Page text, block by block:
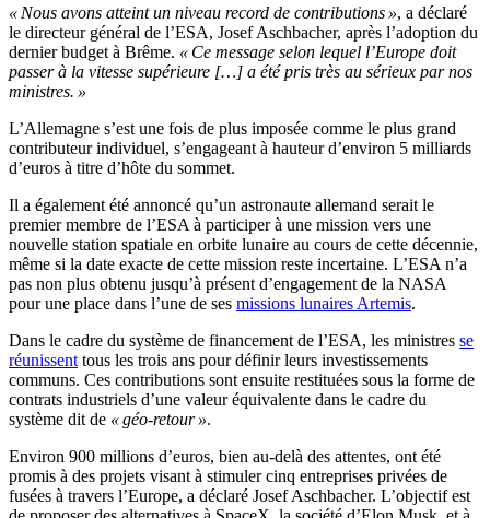
« Nous avons atteint un niveau record de contributions », a déclaré
le directeur général de l’ESA, Josef Aschbacher, après l’adoption du
dernier budget à Brême. « Ce message selon lequel l’Europe doit
passer à la vitesse supérieure […] a été pris très au sérieux par nos
ministres. »
L’Allemagne s’est une fois de plus imposée comme le plus grand
contributeur individuel, s’engageant à hauteur d’environ 5 milliards
d’euros à titre d’hôte du sommet.
Il a également été annoncé qu’un astronaute allemand serait le
premier membre de l’ESA à participer à une mission vers une
nouvelle station spatiale en orbite lunaire au cours de cette décennie,
même si la date exacte de cette mission reste incertaine. L’ESA n’a
pas non plus obtenu jusqu’à présent d’engagement de la NASA
pour une place dans l’une de ses missions lunaires Artemis.
Dans le cadre du système de financement de l’ESA, les ministres se
réunissent tous les trois ans pour définir leurs investissements
communs. Ces contributions sont ensuite restituées sous la forme de
contrats industriels d’une valeur équivalente dans le cadre du
système dit de « géo-retour ».
Environ 900 millions d’euros, bien au-delà des attentes, ont été
promis à des projets visant à stimuler cinq entreprises privées de
fusées à travers l’Europe, a déclaré Josef Aschbacher. L’objectif est